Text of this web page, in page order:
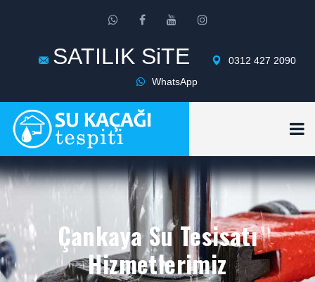
SATILIK SiTE
0312 427 2090
WhatsApp
Çankaya Su Tesisatı
Hizmetlerimiz